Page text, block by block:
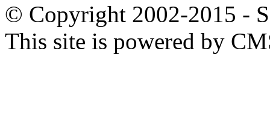
© Copyright 2002-2015 -
This site is powered by